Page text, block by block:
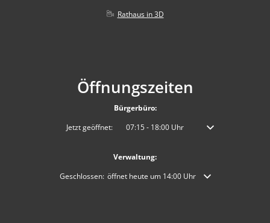
Rathaus in 3D
Öffnungszeiten
Bürgerbüro:
Klicken, um weitere Öffnungs- oder Schließzeiten auszublenden
Jetzt geöffnet: 07:15- 18:00Uhr Von 07:15 bis 18:00
Verwaltung:
Klicken, um weitere Öffnungs- oder Schließzeiten
Geschlossen: öffnet heute um 14:00 Uhr